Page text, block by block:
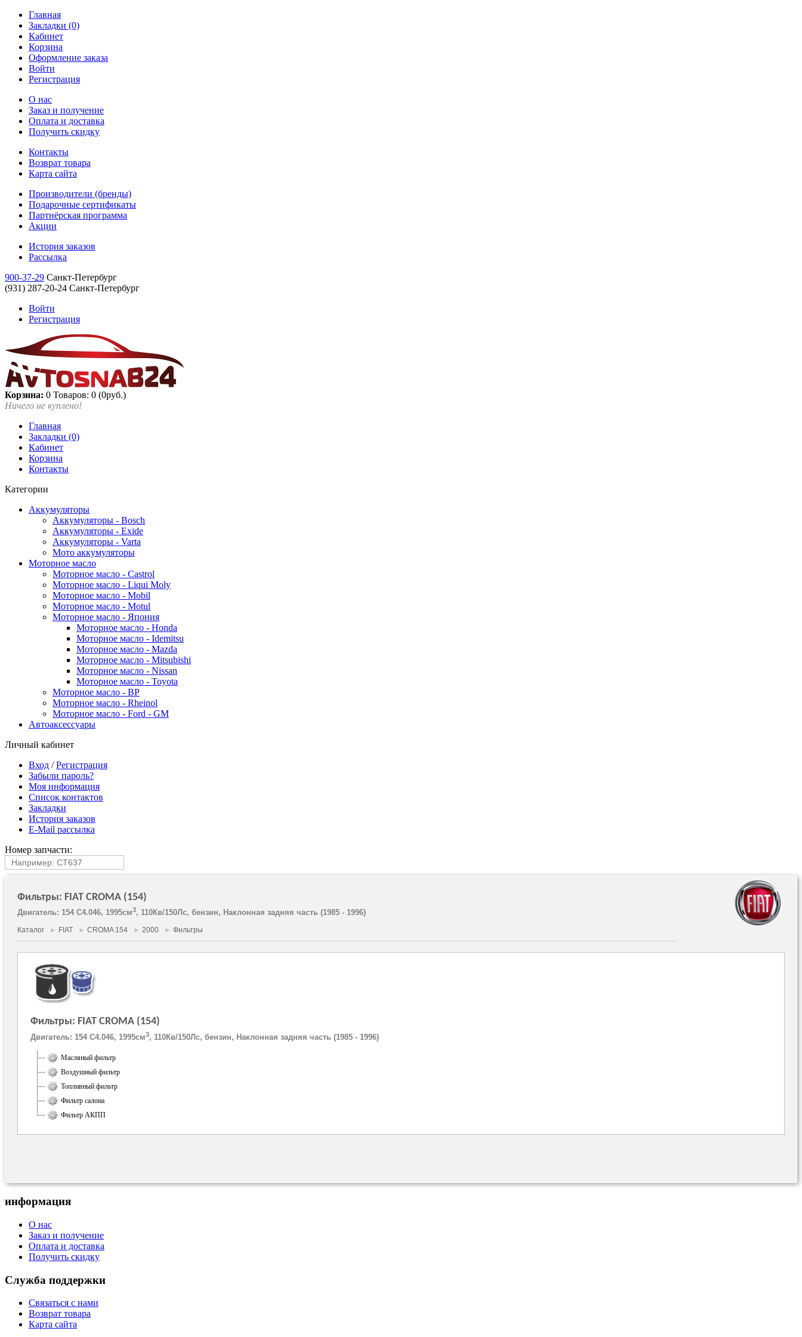
Главная
Закладки (0)
Кабинет
Корзина
Оформление заказа
Войти
Регистрация
О нас
Заказ и получение
Оплата и доставка
Получить скидку
Контакты
Возврат товара
Карта сайта
Производители (бренды)
Подарочные сертификаты
Партнёрская программа
Акции
История заказов
Рассылка
900-37-29 Санкт-Петербург
(931) 287-20-24 Санкт-Петербург
Войти
Регистрация
Корзина: 0 Товаров: 0 (0руб.)
Ничего не куплено!
Главная
Закладки (0)
Кабинет
Корзина
Контакты
Категории
Аккумуляторы
Аккумуляторы - Bosch
Аккумуляторы - Exide
Аккумуляторы - Varta
Мото аккумуляторы
Моторное масло
Моторное масло - Castrol
Моторное масло - Liqui Moly
Моторное масло - Mobil
Моторное масло - Motul
Моторное масло - Япония
Моторное масло - Honda
Моторное масло - Idemitsu
Моторное масло - Mazda
Моторное масло - Mitsubishi
Моторное масло - Nissan
Моторное масло - Toyota
Моторное масло - BP
Моторное масло - Rheinol
Моторное масло - Ford - GM
Автоаксессуары
Личный кабинет
Вход /Регистрация
Забыли пароль?
Моя информация
Список контактов
Закладки
История заказов
E-Mail рассылка
Номер запчасти:
Фильтры: FIAT CROMA (154)
Двигатель: 154 C4.046, 1995см3, 110Кв/150Лс, бензин, Наклонная задняя часть (1985 - 1996)
Каталог ► FIAT ► CROMA 154 ► 2000 ► Фильтры
Фильтры: FIAT CROMA (154)
Двигатель: 154 C4.046, 1995см3, 110Кв/150Лс, бензин, Наклонная задняя часть (1985 - 1996)
Масляный фильтр
Воздушный фильтр
Топливный фильтр
Фильтр салона
Фильтр АКПП
информация
О нас
Заказ и получение
Оплата и доставка
Получить скидку
Служба поддержки
Связаться с нами
Возврат товара
Карта сайта